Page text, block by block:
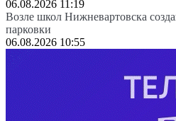
06.08.2026 11:19
Возле школ Нижневартовска
парковки
06.08.2026 10:55